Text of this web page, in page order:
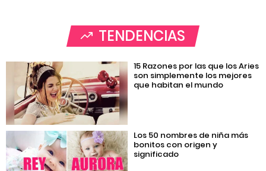
TENDENCIAS
15 Razones por las que los Aries
son simplemente los mejores
que habitan el mundo
Los 50 nombres de niña más
bonitos con origen y
significado